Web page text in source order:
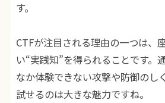
す。
CTFが注目される理由の一つは、
い“実践知”を得られることです。
なか体験できない攻撃や防御のし
試せるのは大きな魅力ですね。